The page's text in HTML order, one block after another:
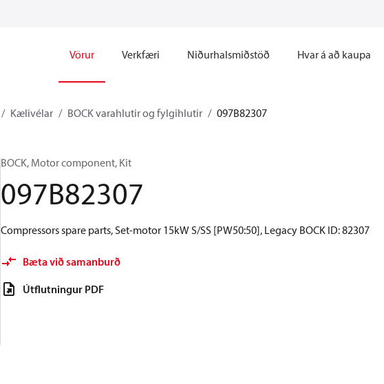
Vörur Verkfæri Niðurhalsmiðstöð Hvar á að kaupa
Kælivélar BOCK varahlutir og fylgihlutir 097B82307
BOCK, Motor component, Kit
097B82307
Compressors spare parts, Set-motor 15kW S/SS [PW50:50], Legacy BOCK ID: 82307
Bæta við samanburð
Útflutningur PDF